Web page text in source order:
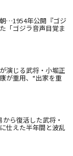
…1954年公開『ゴジ
「ゴジラ音声目覚ま
演じる武将・小堀正
が重用、“出家を重
から復活した武将・
仕えた半年間と波乱